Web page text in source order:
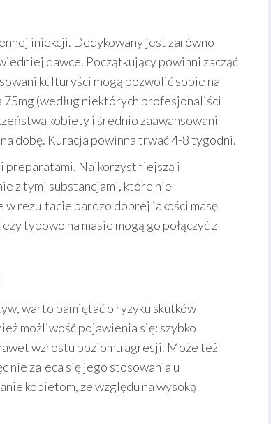
iniekcji. Dedykowany jest zarówno
dawce. Początkujący powinni zacząć
kulturyści mogą pozwolić sobie na
75mg (według niektórych profesjonaliści
kobiety i średnio zaawansowani
dobę. Kuracja powinna trwać 4-8 tygodni.
preparatami. Najkorzystniejszą i
z tymi substancjami, które nie
rezultacie bardzo dobrej jakości masę
typowo na masie mogą go połączyć z
warto pamiętać o ryzyku skutków
możliwość pojawienia się: szybko
wzrostu poziomu agresji. Może też
nie zaleca się jego stosowania u
kobietom, ze względu na wysoką